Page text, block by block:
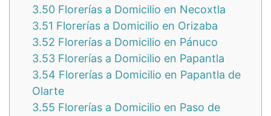
3.50 Florerías a Domicilio en Necoxtla
3.51 Florerías a Domicilio en Orizaba
3.52 Florerías a Domicilio en Pánuco
3.53 Florerías a Domicilio en Papantla
3.54 Florerías a Domicilio en Papantla de
Olarte
3.55 Florerías a Domicilio en Paso de